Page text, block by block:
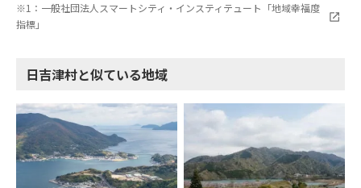
※1：一般社団法人スマートシティ・インスティテュート「地域幸福度
指標」
日吉津村と似ている地域